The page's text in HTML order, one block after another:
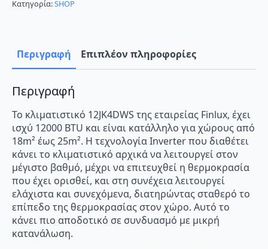
A+++/A++
Κατηγορία:SHOP
Περιγραφή Επιπλέον πληροφορίες
Περιγραφή
Το κλιματιστικό 12JK4DWS της εταιρείας Finlux, έχει
ισχύ 12000 BTU και είναι κατάλληλο για χώρους από
18m² έως 25m². Η τεχνολογία Inverter που διαθέτει
κάνει το κλιματιστικό αρχικά να λειτουργεί στον
μέγιστο βαθμό, μέχρι να επιτευχθεί η θερμοκρασία
που έχει ορισθεί, και στη συνέχεια λειτουργεί
ελάχιστα και συνεχόμενα, διατηρώντας σταθερό το
επίπεδο της θερμοκρασίας στον χώρο. Αυτό το
κάνει πιο αποδοτικό σε συνδυασμό με μικρή
κατανάλωση.